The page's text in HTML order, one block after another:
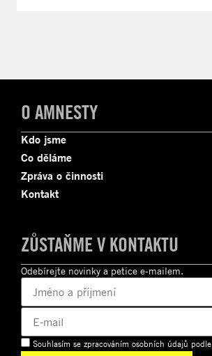
O AMNESTY
Kdo jsme
Co děláme
Zpráva o činnosti
Kontakt
ZŮSTAŇME V KONTAKTU
Odebírejte novinky a petice e-mailem.
Souhlasím se zpracováním osobních údajů podle